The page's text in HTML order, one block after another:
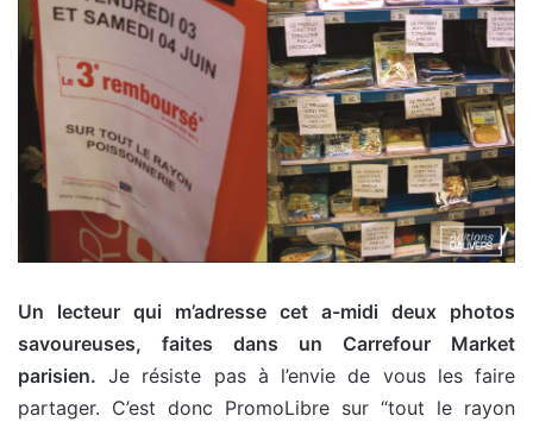
Un lecteur qui m’adresse cet a-midi deux photos
savoureuses, faites dans un Carrefour Market
parisien. Je résiste pas à l’envie de vous les faire
partager. C’est donc PromoLibre sur “tout le rayon